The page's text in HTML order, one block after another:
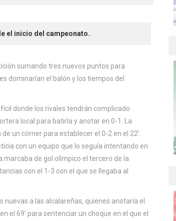
el inicio del campeonato.
sumando tres nuevos puntos para
dominarían el balón y los tiempos del
donde los rivales tendrán complicado
local para batirla y anotar en 0-1. La
un córner para establecer el 0-2 en el 22′.
con un equipo que lo seguía intentando en
marcaba de gol olímpico el tercero de la
con el 1-3 con el que se llegaba al
nuevas a las alcalareñas, quienes anotaría el
el 69′ para sentenciar un choque en el que el